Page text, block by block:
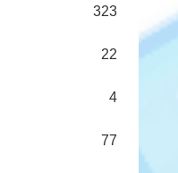
323
22
4
77